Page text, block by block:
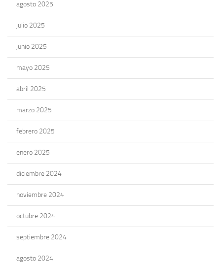
agosto 2025
julio 2025
junio 2025
mayo 2025
abril 2025
marzo 2025
febrero 2025
enero 2025
diciembre 2024
noviembre 2024
octubre 2024
septiembre 2024
agosto 2024